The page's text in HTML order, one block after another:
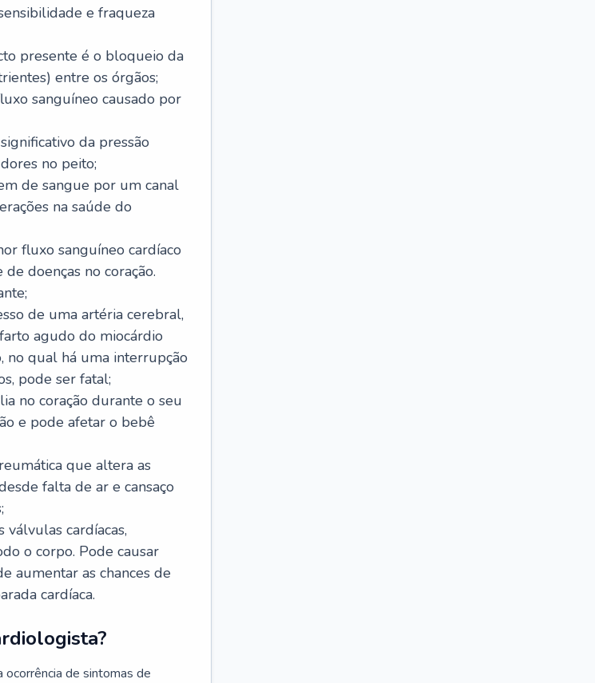
e fraqueza
presente é o bloqueio da
entre os órgãos;
sanguíneo causado por
da pressão
no peito;
de sangue por um canal
na saúde do
fluxo sanguíneo cardíaco
doenças no coração.
de uma artéria cerebral,
agudo do miocárdio
no qual há uma interrupção
pode ser fatal;
no coração durante o seu
e pode afetar o bebê
que altera as
falta de ar e cansaço
cardíacas,
o corpo. Pode causar
aumentar as chances de
cardíaca.
ocorrência de sintomas de